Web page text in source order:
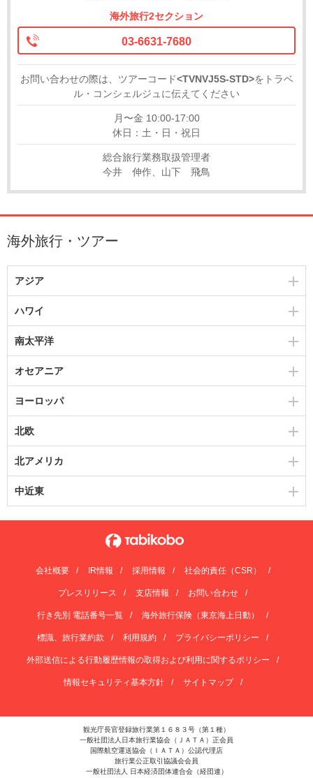
海外旅行2セクション
03-6631-7680
お問い合わせの際は、ツアーコード<TVNVJ5S-STD>をトラベ
ル・コンシェルジュに伝えてください
月〜金 10:00-17:00
休日：土・日・祝日
総合旅行業務取扱管理者
今井 伸作、山下 飛鳥
海外旅行・ツアー
アジア
ハワイ
南太平洋
オセアニア
ヨーロッパ
北欧
北アメリカ
中近東
会社概要 IR情報 採用情報 社会的責任（CSR）
プレスリリース 支店情報 お問い合わせ
行き先別 電話番号一覧 海外旅行保険（東京海上日動）
標識、旅行業約款 利用規約 プライバシーポリシー
外部送信による行動履歴情報の取得および利用に関するポリシー
情報セキュリティ基本方針 サイトマップ
観光庁長官登録旅行業第１６８３号（第１種）
一般社団法人日本旅行業協会（ＪＡＴＡ）正会員
国際航空運送協会（ＩＡＴＡ）公認代理店
旅行業公正取引協議会会員
一般社団法人 日本経済団体連合会（経団連）